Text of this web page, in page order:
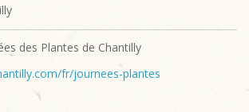
des Plantes de Chantilly
fr/journees-plantes